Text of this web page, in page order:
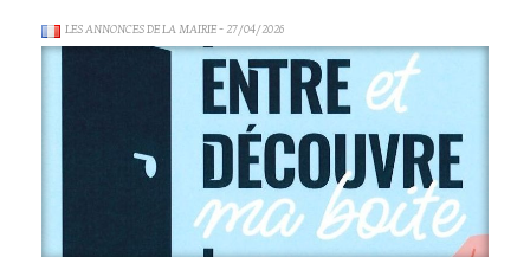
LES ANNONCES DE LA MAIRIE- 27/04/2026